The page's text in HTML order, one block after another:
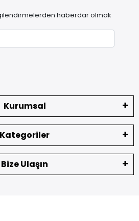
haberdar olmak
Kurumsal
Kategoriler
Bize Ulaşın